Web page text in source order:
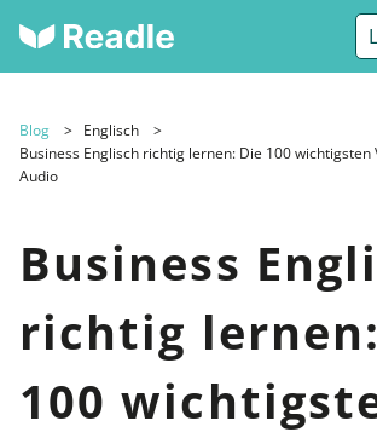
Blog
Englisch
Business Englisch richtig lernen: Die 100 wichtigsten
Audio
Business
richtig
100